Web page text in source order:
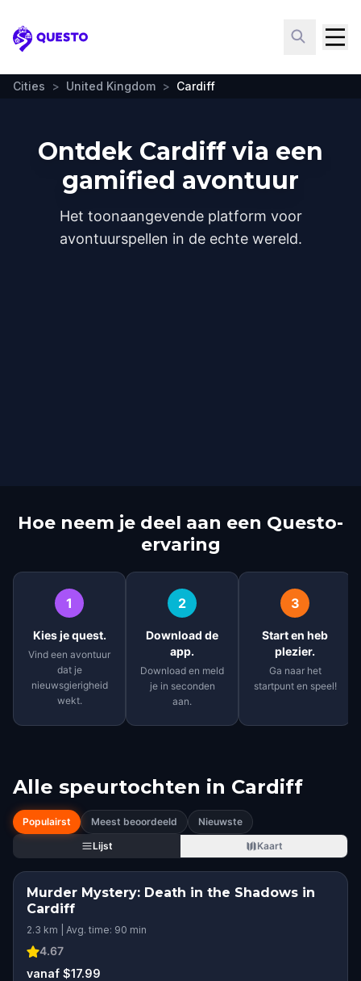
Questo
Cities > United Kingdom > Cardiff
Ontdek Cardiff via een
gamified avontuur
Het toonaangevende platform voor
avontuurspellen in de echte wereld.
Hoe neem je deel aan een Questo-
ervaring
1
Kies je quest.
Vind een avontuur
dat je
nieuwsgierigheid
wekt.
2
Download de
app.
Download en meld
je in seconden
aan.
3
Start en heb
plezier.
Ga naar het
startpunt en speel!
Alle speurtochten in Cardiff
Populairst Meest beoordeeld
Nieuwste
Lijst
Kaart
Murder Mystery: Death in the Shadows in
Cardiff
2.3 km | Avg. time: 90 min
4.67
vanaf $17.99